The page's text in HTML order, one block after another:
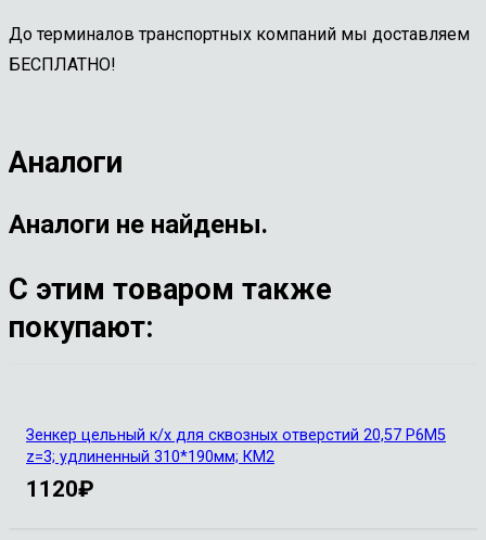
До терминалов транспортных компаний мы доставляем
БЕСПЛАТНО!
Аналоги
Аналоги не найдены.
С этим товаром также
покупают:
Зенкер цельный к/х для сквозных отверстий 20,57 Р6М5
z=3; удлиненный 310*190мм; КМ2
1120₽